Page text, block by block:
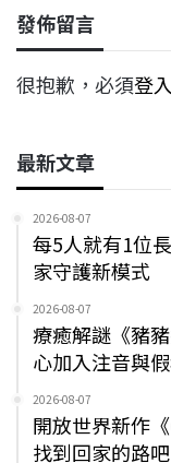
發佈留言
很抱歉，必須登入
最新文章
2026-08-07
每5人就有1位
家守護新模式
2026-08-07
療癒解謎《豬
心加入注音與
2026-08-07
開放世界新作
找到回家的路吧